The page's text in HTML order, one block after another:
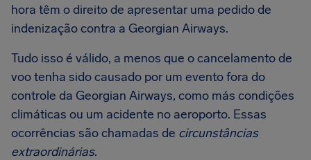
hora têm o direito de apresentar uma pedido de
indenização contra a Georgian Airways.
Tudo isso é válido, a menos que o cancelamento de
voo tenha sido causado por um evento fora do
controle da Georgian Airways, como más condições
climáticas ou um acidente no aeroporto. Essas
ocorrências são chamadas de circunstâncias
extraordinárias.